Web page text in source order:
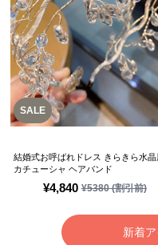
SALE
¥4,840 ¥5380(割引前)
結婚式お呼ばれドレス きらきら水晶
カチューシャ ヘアバンド
新着